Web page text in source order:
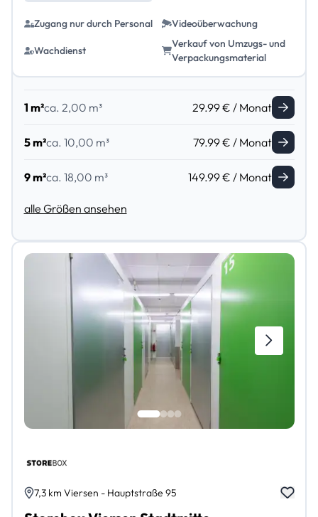
Zugang nur durch Personal Videoüberwachung
Wachdienst
Verkauf von Umzugs- und
Verpackungsmaterial
1 m²ca. 2,00 m³ 29.99 € / Monat
5 m²ca. 10,00 m³ 79.99 € / Monat
9 m²ca. 18,00 m³ 149.99 € / Monat
alle Größen ansehen
7,3 km Viersen - Hauptstraße 95